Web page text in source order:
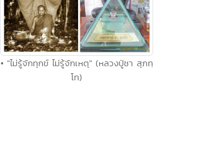
• "ไม่รู้จักทุกข์ ไม่รู้จักเหตุ" (หลวงปู่ชา สุภทฺ
โท)